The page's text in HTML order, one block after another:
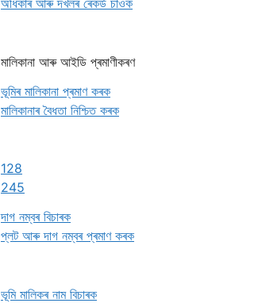
অধিকাৰ আৰু দখলৰ ৰেকৰ্ড চাওক
মালিকানা আৰু আইডি প্ৰমাণীকৰণ
ভূমিৰ মালিকানা প্ৰমাণ কৰক
মালিকানাৰ বৈধতা নিশ্চিত কৰক
128
245
দাগ নম্বৰ বিচাৰক
প্লট আৰু দাগ নম্বৰ প্ৰমাণ কৰক
ভূমি মালিকৰ নাম বিচাৰক